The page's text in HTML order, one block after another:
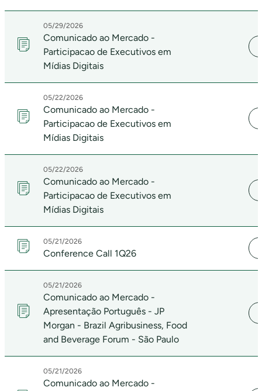
05/29/2026
Comunicado ao Mercado -
Participacao de Executivos em
Mídias Digitais
05/22/2026
Comunicado ao Mercado -
Participacao de Executivos em
Mídias Digitais
05/22/2026
Comunicado ao Mercado -
Participacao de Executivos em
Mídias Digitais
05/21/2026
Conference Call 1Q26
05/21/2026
Comunicado ao Mercado -
Apresentação Português - JP
Morgan - Brazil Agribusiness, Food
and Beverage Forum - São Paulo
05/21/2026
Comunicado ao Mercado -